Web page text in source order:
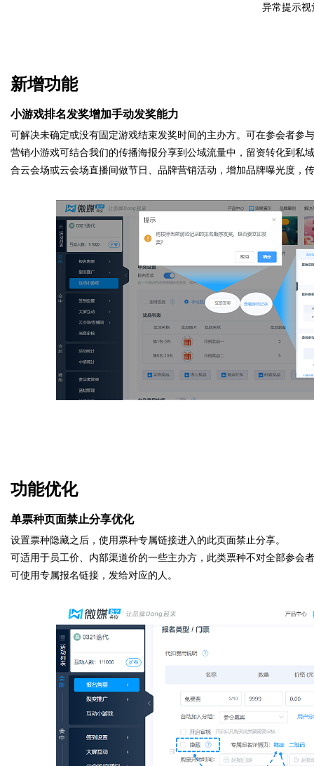
数
异常提示视
新增功能
小游戏排名发奖增加手动发奖能力
可解决未确定或没有固定游戏结束发奖时间的主办方。可在参会者参
营销小游戏可结合我们的传播海报分享到公域流量中，留资转化到私
合云会场或云会场直播间做节日、品牌营销活动，增加品牌曝光度，
功能优化
单票种页面禁止分享优化
设置票种隐藏之后，使用票种专属链接进入的此页面禁止分享。
可适用于员工价、内部渠道价的一些主办方，此类票种不对全部参会
可使用专属报名链接，发给对应的人。